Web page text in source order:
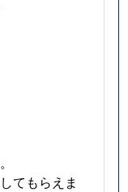
てもらえま